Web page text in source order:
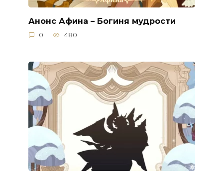
Анонс Афина – Богиня мудрости
0 480